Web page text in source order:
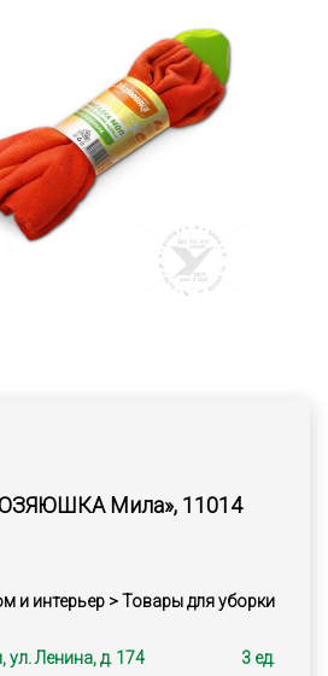
Мила», 11014
и интерьер > Товары для уборки
ул. Ленина, д. 174
3 ед.